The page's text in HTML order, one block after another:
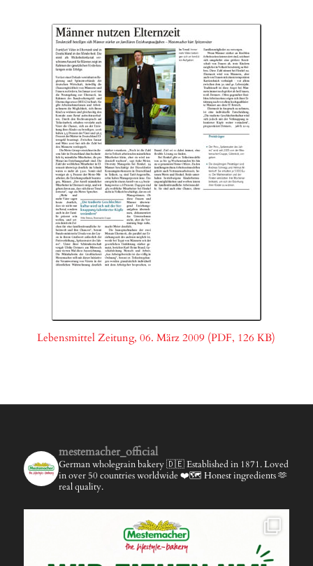
Lebensmittel Zeitung, 06. März 2009 (PDF, 126 KB)
mestemacher_official
German wholegrain bakery 🇩🇪Established in 1871.Loved
in over 50 countries worldwide ❤️🗺️ Honest ingredients 🫶
real quality.